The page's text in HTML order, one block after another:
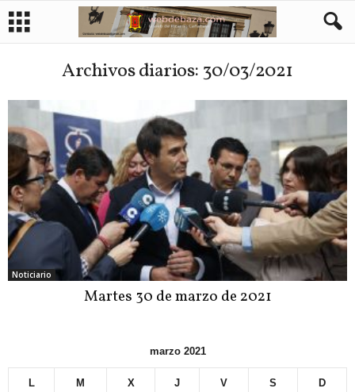
Archivos diarios: 30/03/2021
Noticiario
Martes 30 de marzo de 2021
marzo 2021
L M X J V S D